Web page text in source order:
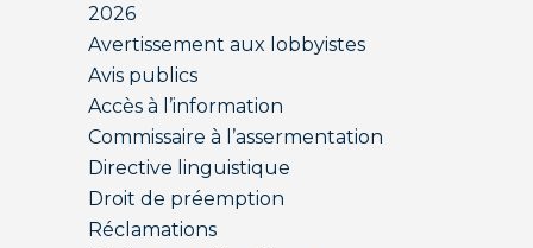
2026
Avertissement aux lobbyistes
Avis publics
Accès à l’information
Commissaire à l’assermentation
Directive linguistique
Droit de préemption
Réclamations